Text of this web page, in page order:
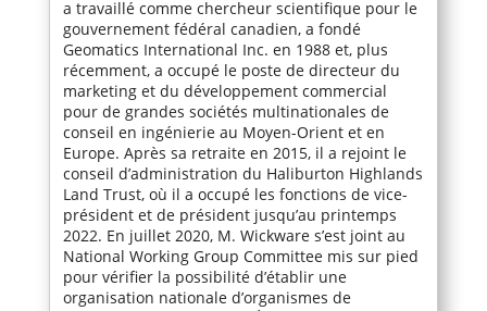
a travaillé comme chercheur scientifique pour le
gouvernement fédéral canadien, a fondé
Geomatics International Inc. en 1988 et, plus
récemment, a occupé le poste de directeur du
marketing et du développement commercial
pour de grandes sociétés multinationales de
conseil en ingénierie au Moyen-Orient et en
Europe. Après sa retraite en 2015, il a rejoint le
conseil d’administration du Haliburton Highlands
Land Trust, où il a occupé les fonctions de vice-
président et de président jusqu’au printemps
2022. En juillet 2020, M. Wickware s’est joint au
National Working Group Committee mis sur pied
pour vérifier la possibilité d’établir une
organisation nationale d’organismes de